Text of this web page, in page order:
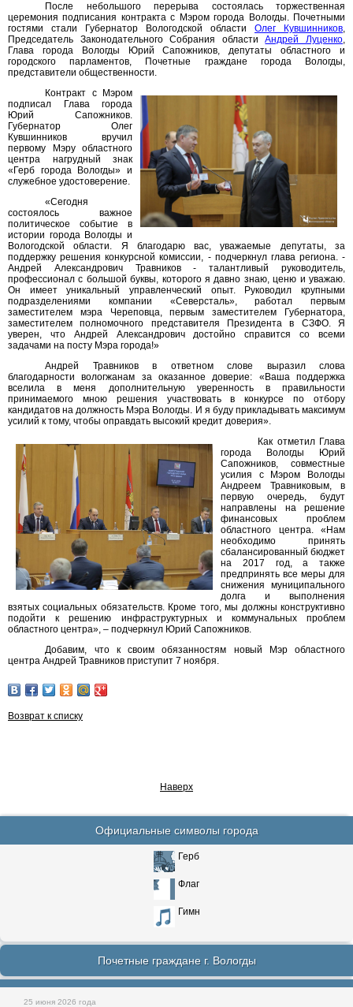
После небольшого перерыва состоялась торжественная
церемония подписания контракта с Мэром города Вологды. Почетными
гостями стали Губернатор Вологодской области Олег Кувшинников,
Председатель Законодательного Собрания областиАндрей Луценко,
Глава города Вологды Юрий Сапожников, депутаты областного и
городского парламентов, Почетные граждане города Вологды,
представители общественности.
Контракт с Мэром
подписал Глава города
Юрий Сапожников.
Губернатор Олег
Кувшинников вручил
первому Мэру областного
центра нагрудный знак
«Герб города Вологды» и
служебное удостоверение.
«Сегодня
состоялось важное
политическое событие в
истории города Вологды и
Вологодской области. Я благодарю вас, уважаемые депутаты, за
поддержку решения конкурсной комиссии, - подчеркнул глава региона. -
Андрей Александрович Травников - талантливый руководитель,
профессионал с большой буквы, которого я давно знаю, ценю и уважаю.
Он имеет уникальный управленческий опыт. Руководил крупными
подразделениями компании «Северсталь», работал первым
заместителем мэра Череповца, первым заместителем Губернатора,
заместителем полномочного представителя Президента в СЗФО. Я
уверен, что Андрей Александрович достойно справится со всеми
задачами на посту Мэра города!»
Андрей Травников в ответном слове выразил слова
благодарности вологжанам за оказанное доверие: «Ваша поддержка
вселила в меня дополнительную уверенность в правильности
принимаемого мною решения участвовать в конкурсе по отбору
кандидатов на должность Мэра Вологды. И я буду прикладывать максимум
усилий к тому, чтобы оправдать высокий кредит доверия».
Как отметил Глава
города Вологды Юрий
Сапожников, совместные
усилия с Мэром Вологды
Андреем Травниковым, в
первую очередь, будут
направлены на решение
финансовых проблем
областного центра. «Нам
необходимо принять
сбалансированный бюджет
на 2017 год, а также
предпринять все меры для
снижения муниципального
долга и выполнения
взятых социальных обязательств. Кроме того, мы должны конструктивно
подойти к решению инфраструктурных и коммунальных проблем
областного центра», – подчеркнул Юрий Сапожников.
Добавим, что к своим обязанностям новый Мэр областного
центра Андрей Травников приступит 7 ноября.
Возврат к списку
Наверх
Официальные символы города
Герб
Флаг
Гимн
Почетные граждане г. Вологды
25 июня 2026 года